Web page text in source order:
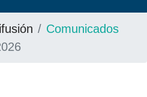
Comunicados